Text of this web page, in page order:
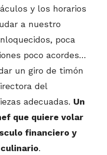
y los horarios
a nuestro
poca
poco acordes…
un giro de timón
del
adecuadas. Un
que quiere volar
financiero y
.